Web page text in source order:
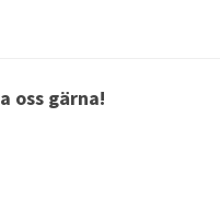
oss gärna!